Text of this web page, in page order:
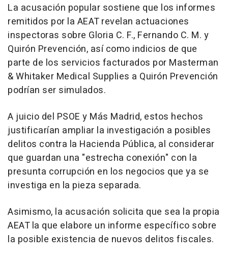
La acusación popular sostiene que los informes
remitidos por la AEAT revelan actuaciones
inspectoras sobre Gloria C. F., Fernando C. M. y
Quirón Prevención, así como indicios de que
parte de los servicios facturados por Masterman
& Whitaker Medical Supplies a Quirón Prevención
podrían ser simulados.
A juicio del PSOE y Más Madrid, estos hechos
justificarían ampliar la investigación a posibles
delitos contra la Hacienda Pública, al considerar
que guardan una "estrecha conexión" con la
presunta corrupción en los negocios que ya se
investiga en la pieza separada.
Asimismo, la acusación solicita que sea la propia
AEAT la que elabore un informe específico sobre
la posible existencia de nuevos delitos fiscales.